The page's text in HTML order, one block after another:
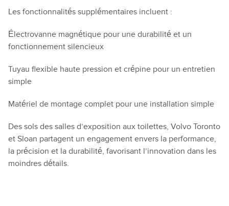
Les fonctionnalités supplémentaires incluent :
Électrovanne magnétique pour une durabilité et un
fonctionnement silencieux
Tuyau flexible haute pression et crépine pour un entretien
simple
Matériel de montage complet pour une installation simple
Des sols des salles d’exposition aux toilettes, Volvo Toronto
et Sloan partagent un engagement envers la performance,
la précision et la durabilité, favorisant l’innovation dans les
moindres détails.